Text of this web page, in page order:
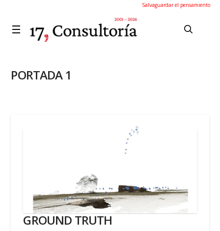
Salvaguardar el pensamiento
PORTADA 1
GROUND TRUTH